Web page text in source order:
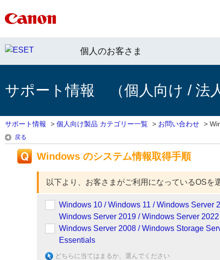
個人のお客さま
サポート情報 （個人向け / 法
サポート情報 > 個人向け製品 カテゴリー一覧 > お問い合わせ >
戻る
Windows のシステム情報取得手順
以下より、お客さまがご利用になっているOSを
Windows 10 / Windows 11 / Windows Server
Windows Server 2019 / Windows Server
Windows Server 2008 / Windows Storage
Essentials
どちらに当てはまるか、選んでください